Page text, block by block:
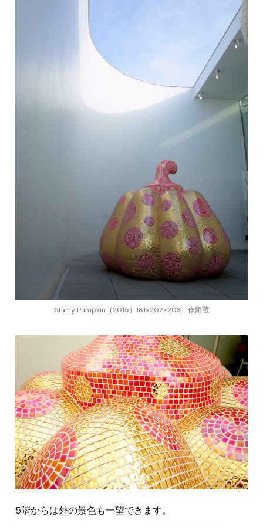
Starry Pumpkin（2015）181×202×203 作家蔵
5階からは外の景色も一望できます。